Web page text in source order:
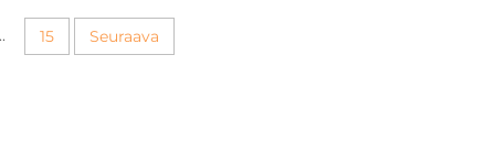
13,56 MHz NFC-tunniste, varojen
15 Seuraava